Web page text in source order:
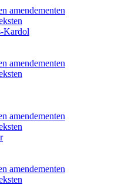
amendementen
Kardol
amendementen
amendementen
amendementen